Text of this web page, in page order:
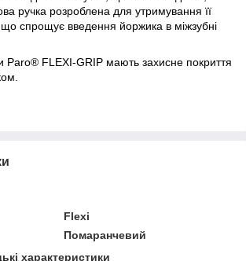
ручка розроблена для утримування її
спрощує введення йоржика в міжзубні
Paro® FLEXI-GRIP мають захисне покриття
Flexi
Помаранчевий
характеристики